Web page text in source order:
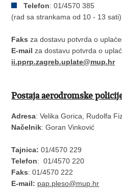
Telefon: 01/4570 385
(rad sa strankama od 10 - 13 sati)
Faks za dostavu potvrda o
E-mail za dostavu potvrda o
ii.pprp.zagreb.uplate@mup.hr
Postaja aerodromske
Adresa: Velika Gorica, Rudolfa
Načelnik: Goran Vinković
Tajnica:01/4570 229
Telefon: 01/4570 220
Faks: 01/4570 222
E-mail: pap.pleso@mup.hr